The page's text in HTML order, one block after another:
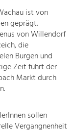
ist von
geprägt.
von Willendorf
die
Burgen und
Zeit führt der
Markt durch
sollen
Vergangnenheit